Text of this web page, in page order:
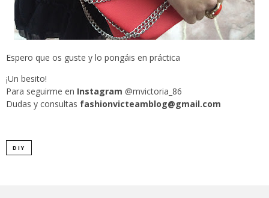
Espero que os guste y lo pongáis en práctica
¡Un besito!
Para seguirme en Instagram @mvictoria_86
Dudas y consultas fashionvicteamblog@gmail.com
DIY